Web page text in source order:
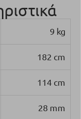
9 kg
182 cm
114 cm
28 mm